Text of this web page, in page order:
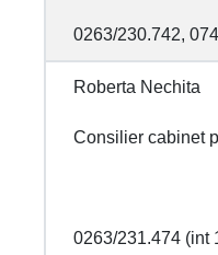
0263/230.742,
Roberta Nechita
Consilier cabinet
0263/231.474 (int